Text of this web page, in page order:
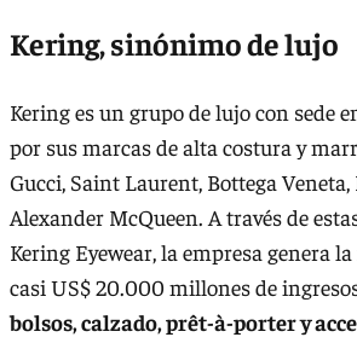
Kering, sinónimo de lujo
Kering es un grupo de lujo con sede
por sus marcas de alta costura y
Gucci, Saint Laurent, Bottega Veneta,
Alexander McQueen. A través de
Kering Eyewear, la empresa genera
casi US$ 20.000 millones de
bolsos, calzado, prêt-à-porter y